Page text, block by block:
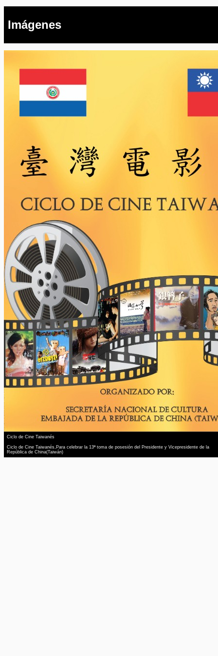
Imágenes
Ciclo de Cine Taiwanés
Ciclo de Cine Taiwanés,Para celebrar la 13ª toma de posesión del Presidente y Vicepresidente de la
República de China(Taiwán)